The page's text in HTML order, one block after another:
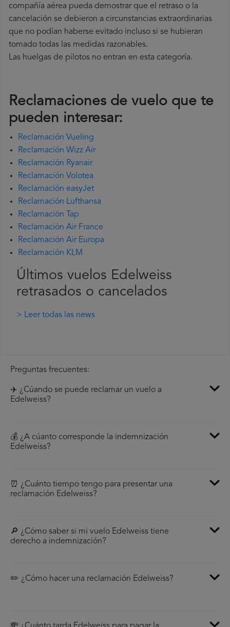
compañía aérea pueda demostrar que el retraso o la
cancelación se debieron a circunstancias extraordinarias
que no podían haberse evitado incluso si se hubieran
tomado todas las medidas razonables.
Las huelgas de pilotos no entran en esta categoría.
Reclamaciones de vuelo que te
pueden interesar:
Reclamación Vueling
Reclamación Wizz Air
Reclamación Ryanair
Reclamación Volotea
Reclamación easyJet
Reclamación Lufthansa
Reclamación Tap
Reclamación Air France
Reclamación Air Europa
Reclamación KLM
Últimos vuelos Edelweiss
retrasados o cancelados
> Leer todas las news
Preguntas frecuentes:
✈️ ¿Cúando se puede reclamar un vuelo a
Edelweiss?
💰 ¿A cúanto corresponde la indemnización
Edelweiss?
⏰ ¿Cuánto tiempo tengo para presentar una
reclamación Edelweiss?
🔎 ¿Cómo saber si mi vuelo Edelweiss tiene
derecho a indemnización?
✏️ ¿Cómo hacer una reclamación Edelweiss?